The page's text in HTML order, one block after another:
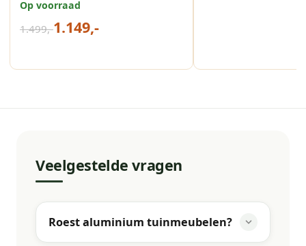
Op voorraad
1.499,-1.149,-
Veelgestelde vragen
Roest aluminium tuinmeubelen?